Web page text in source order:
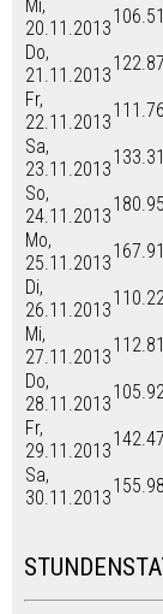
Mi,
20.11.2013
Do,
21.11.2013
Fr,
22.11.2013
Sa,
23.11.2013
So,
24.11.2013
Mo,
25.11.2013
Di,
26.11.2013
Mi,
27.11.2013
Do,
28.11.2013
Fr,
29.11.2013
Sa,
30.11.2013